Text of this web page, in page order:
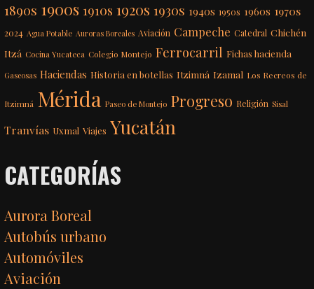
1890s 1900s 1910s 1920s 1930s 1940s 1950s 1960s 1970s
2024 Agua Potable Auroras Boreales Aviación Campeche Catedral Chichén
Itzá Cocina Yucateca Colegio Montejo Ferrocarril Fichas hacienda
Gaseosas Haciendas Historia en botellas Itzimná Izamal Los Recreos de
Itzimná Mérida Paseo de Montejo Progreso Religión Sisal
Tranvías Uxmal Viajes Yucatán
CATEGORÍAS
Aurora Boreal
Autobús urbano
Automóviles
Aviación